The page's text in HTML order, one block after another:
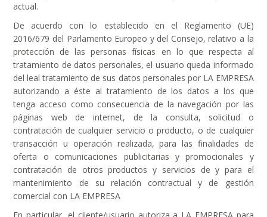
actual.
De acuerdo con lo establecido en el Reglamento (UE)
2016/679 del Parlamento Europeo y del Consejo, relativo a la
protección de las personas físicas en lo que respecta al
tratamiento de datos personales, el usuario queda informado
del leal tratamiento de sus datos personales por LA EMPRESA
autorizando a éste al tratamiento de los datos a los que
tenga acceso como consecuencia de la navegación por las
páginas web de internet, de la consulta, solicitud o
contratación de cualquier servicio o producto, o de cualquier
transacción u operación realizada, para las finalidades de
oferta o comunicaciones publicitarias y promocionales y
contratación de otros productos y servicios de y para el
mantenimiento de su relación contractual y de gestión
comercial con LA EMPRESA